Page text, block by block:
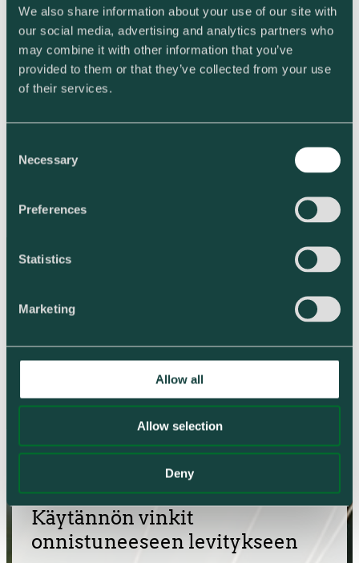
We also share information about your use of our site with
our social media, advertising and analytics partners who
may combine it with other information that you’ve
provided to them or that they’ve collected from your use
of their services.
Selection
Necessary
Preferences
Statistics
Marketing
Allow all
Allow selection
Deny
Natrium (Na)
0,9
Mangaani (Mn)
5,2
Ravinnemäärät vaihtelevat hieman erittäin. Eräkohtainen
sisältämästä fosforista huomioidaan 40 %.
Tilaa Luomutuhka tilallesi
lomakkeellamme. Toimitukset vain sulan maan aikana.
Ennakkovaraa tästä
Käytännön vinkit
onnistuneeseen levitykseen